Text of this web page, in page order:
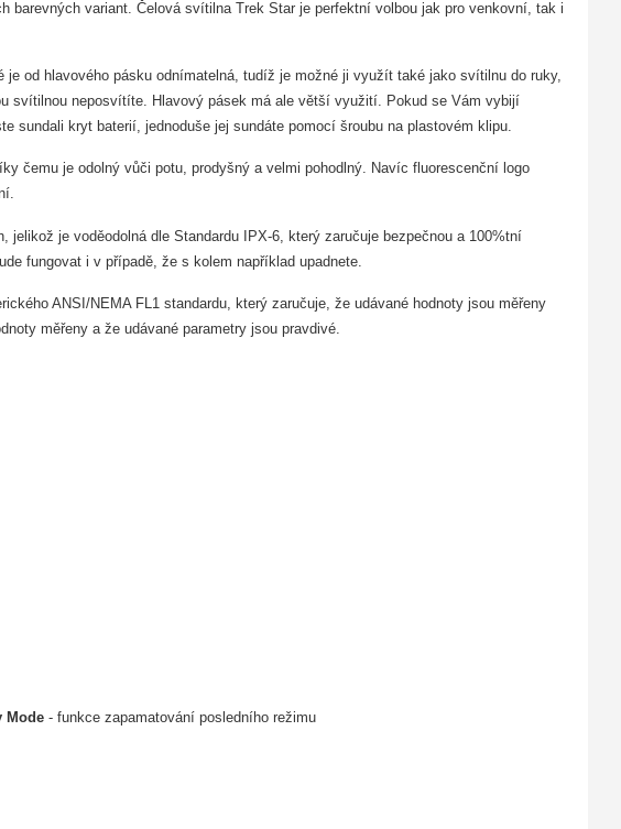
barevných variant. Čelová svítilna Trek Star je perfektní volbou jak pro venkovní, tak i
od hlavového pásku odnímatelná, tudíž je možné ji využít také jako svítilnu do ruky,
svítilnou neposvítíte. Hlavový pásek má ale větší využití. Pokud se Vám vybijí
sundali kryt baterií, jednoduše jej sundáte pomocí šroubu na plastovém klipu.
čemu je odolný vůči potu, prodyšný a velmi pohodlný. Navíc fluorescenční logo
jelikož je voděodolná dle Standardu IPX-6 , který zaručuje bezpečnou a 100%tní
fungovat i v případě, že s kolem například upadnete.
ANSI/NEMA FL1 standardu, který zaručuje, že udávané hodnoty jsou měřeny
měřeny a že udávané parametry jsou pravdivé.
Mode - funkce zapamatování posledního režimu